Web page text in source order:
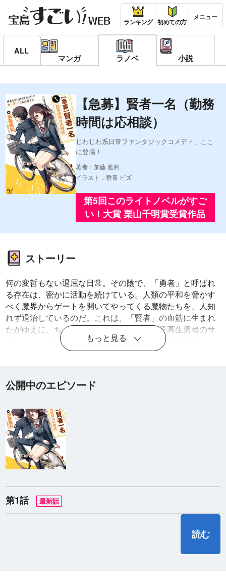
ランキング 初めての方
ALL
マンガ ラノベ 小説
【急募】賢者一名（勤務
時間は応相談）
じわじわ系日常ファンタジックコメディ、ここ
に登場！
著者：加藤 雅利
イラスト：群青 ピズ
第5回このライトノベルがすご
い！大賞 栗山千明賞受賞作品
ストーリー
何の変哲もない退屈な日常。その陰で、「勇者」と呼ばれ
る存在は、密かに活動を続けている。人類の平和を脅かす
べく魔界からゲートを開いてやってくる魔物たちを、人知
れず退治しているのだ。これは、「賢者」の血筋に生まれ
たがゆえに、ちょうど同じクラスにいた女子高生勇者のサ
ポートをすることになった、一人の平凡な男子高校生の物
もっと見る
公開中のエピソード
第1話 最新話
読む